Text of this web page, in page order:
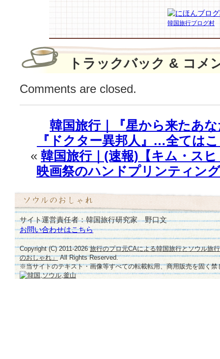
味
し
る？
(bhc
CF)
は
韓国旅行ブログ村
トラックバック & コメ
Comments are closed.
韓国旅行｜『星から来たあ
『ドクター異邦人』…全ては
« 韓国旅行｜(速報)【キム・ス
映画祭のハンドプリンティン
サイト運営責任者：韓国旅行研究家 野口文
お問い合わせはこちら
Copyright (C) 2011-2026旅行のプロ元CAによる韓国旅行とソウル旅
のおしゃれ」All Rights Reserved.
※当サイトのテキスト・画像等すべての転載転用、商用販売を固く禁